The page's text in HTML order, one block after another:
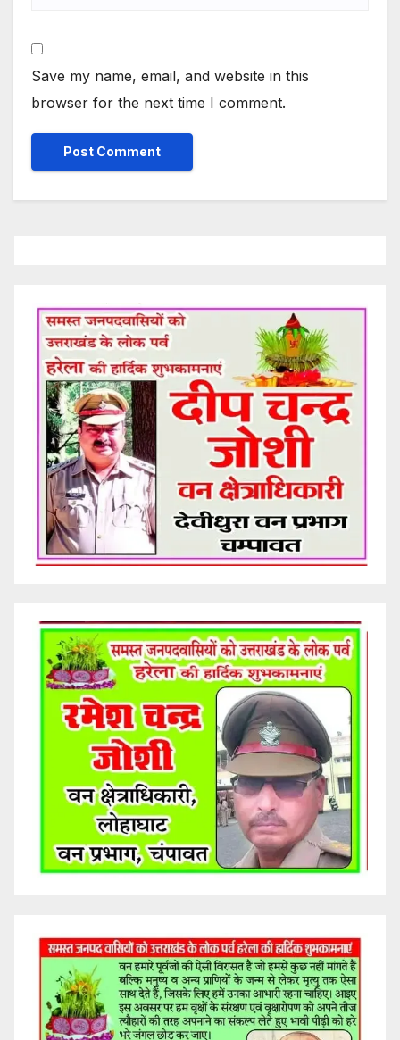
Save my name, email, and website in this
browser for the next time I comment.